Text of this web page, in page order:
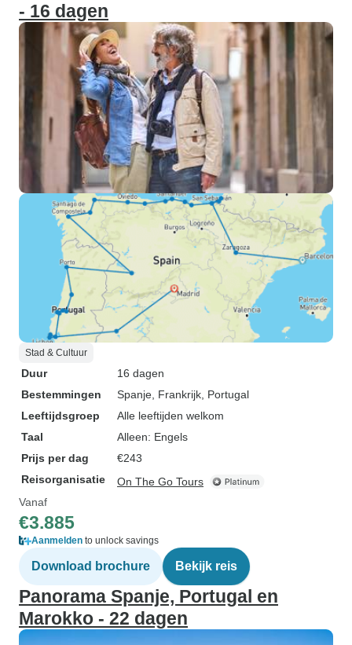
- 16 dagen
Stad & Cultuur
Duur
16 dagen
Bestemmingen
Spanje , Frankrijk , Portugal
Leeftijdsgroep
Alle leeftijden welkom
Taal
Alleen: Engels
Prijs per dag
€243
Reisorganisatie
On The Go Tours
Vanaf
€3.885
Aanmelden to unlock savings
Download brochure Bekijk reis
Panorama Spanje, Portugal en
Marokko - 22 dagen